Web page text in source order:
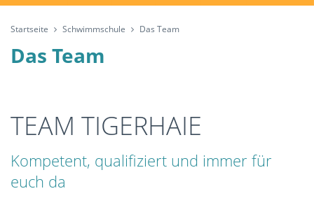
Startseite Schwimmschule Das Team
Das Team
TEAM TIGERHAIE
Kompetent, qualifiziert und immer für
euch da